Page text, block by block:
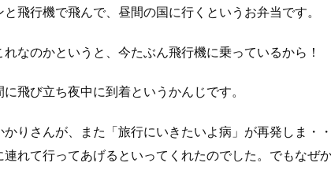
飛行機で飛んで、昼間の国に行くというお弁当です。
れなのかというと、今たぶん飛行機に乗っているから！
飛び立ち夜中に到着というかんじです。
かりさんが、また「旅行にいきたいよ病」が再発しま・
連れて行ってあげるといってくれたのでした。でもなぜ